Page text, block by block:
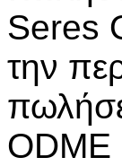
Seres
την
ODME